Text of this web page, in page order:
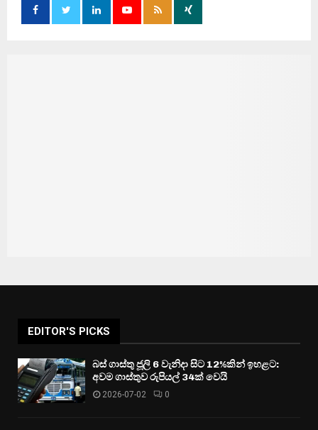
EDITOR'S PICKS
බස් ගාස්තු ජූලි 6 වැනිදා සිට 12%කින් ඉහළට:
අවම ගාස්තුව රුපියල් 34ක් වෙයි
2026-07-02 0